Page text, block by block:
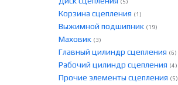
(5)
Корзина сцепления (1)
Выжимной подшипник (19)
Маховик (3)
Главный цилиндр сцепления (6)
Рабочий цилиндр сцепления (4)
Прочие элементы сцепления (5)